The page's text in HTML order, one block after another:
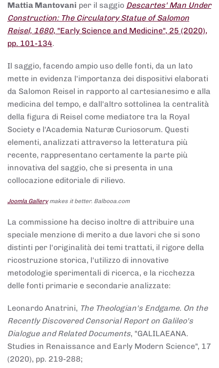
Mattia Mantovani per il saggio Descartes' Man Under
Construction: The Circulatory Statue of Salomon
Reisel, 1680, "Early Science and Medicine", 25 (2020),
pp. 101-134.
Il saggio, facendo ampio uso delle fonti, da un lato
mette in evidenza l'importanza dei dispositivi elaborati
da Salomon Reisel in rapporto al cartesianesimo e alla
medicina del tempo, e dall'altro sottolinea la centralità
della figura di Reisel come mediatore tra la Royal
Society e l'Academia Naturæ Curiosorum. Questi
elementi, analizzati attraverso la letteratura più
recente, rappresentano certamente la parte più
innovativa del saggio, che si presenta in una
collocazione editoriale di rilievo.
Joomla Gallerymakes it better. Balbooa.com
La commissione ha deciso inoltre di attribuire una
speciale menzione di merito a due lavori che si sono
distinti per l'originalità dei temi trattati, il rigore della
ricostruzione storica, l'utilizzo di innovative
metodologie sperimentali di ricerca, e la ricchezza
delle fonti primarie e secondarie analizzate:
Leonardo Anatrini, The Theologian's Endgame. On the
Recently Discovered Censorial Report on Galileo's
Dialogue and Related Documents, "GALILAEANA.
Studies in Renaissance and Early Modern Science", 17
(2020), pp. 219-288;